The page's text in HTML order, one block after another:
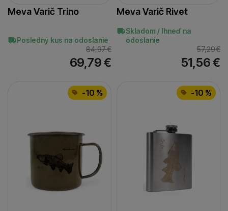
Meva Varič Trino
Posledný kus na odoslanie
84,97€
69,79€
Meva Varič Rivet
Skladom / Ihneď na
odoslanie
57,29€
51,56€
-10 % -10 %